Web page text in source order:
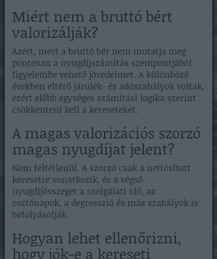
Miért nem a bruttó bért
valorizálják?
Azért, mert a bruttó bér nem mutatja meg
pontosan a nyugdíjszámítás szempontjából
figyelembe vehető jövedelmet. A különböző
években eltérő járulék- és adószabályok voltak,
ezért előbb egységes számítási logika szerint
csökkenteni kell a kereseteket.
A magas valorizációs szorzó
magas nyugdíjat jelent?
Nem feltétlenül. A szorzó csak a nettósított
keresetre vonatkozik, és a végső
nyugdíjösszeget a szolgálati idő, az
osztónapok, a degresszió és más szabályok is
befolyásolják.
Hogyan lehet ellenőrizni,
hogy jók-e a kereseti